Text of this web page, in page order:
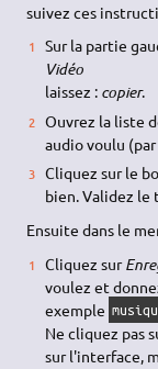
suivez ces
Sur la partie
Vidéo
laissez : copier.
Ouvrez la liste
audio voulu
Cliquez sur le
bien. Validez le
Ensuite dans le
Cliquez sur
voulez et
exemple
Ne cliquez pas
sur l'interface,